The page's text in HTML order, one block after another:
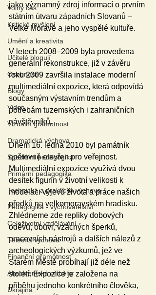
Volný čas
Kritické myšlení
Umění a kreativita
Učitelé blogují
Osobnosti
Blogy
Videa
Vizuální gramotnost
Dramatická výchova
Speciální pedagogika
Primární pedagogika
Technická a praktická výchova
Pedagogika - vychovatelství
Celoživotní vzdělávání
Tělesná výchova
Finanční gramotnost
Absolventské příběhy
Ukrajina
jako významný zdroj informací o prvním
státním útvaru západních Slovanů –
Velké Moravě a jeho vyspělé kultuře.
V letech 2008–2009 byla provedena
generální rekonstrukce, již v závěru
roku 2009 završila instalace moderní
multimediální expozice, která odpovídá
současným výstavním trendům a
potřebám tuzemských i zahraničních
návštěvníků.
Dnem 16. ledna 2010 byl památník
opětovně otevřen pro veřejnost.
Multimediální expozice využívá dvou
desítek figurín v životní velikosti k
modelaci výjevů života a práce našich
předků na velkomoravském hradisku.
Zhlédneme zde repliky dobových
oděvů, obuvi, vzácných šperků,
pracovních nástrojů a dalších nálezů z
archeologických výzkumů, jež ve
Starém Městě probíhají již déle než
století. Expozice je založena na
příběhu jednoho konkrétního člověka,